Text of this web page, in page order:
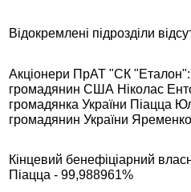
Відокремлені підрозділи
Акціонери ПрАТ "СК "Еталон":
громадянин США Ніколас
громадянка України Піацца
громадянин України
Кінцевий бенефіціарний
Піацца - 99,988961%